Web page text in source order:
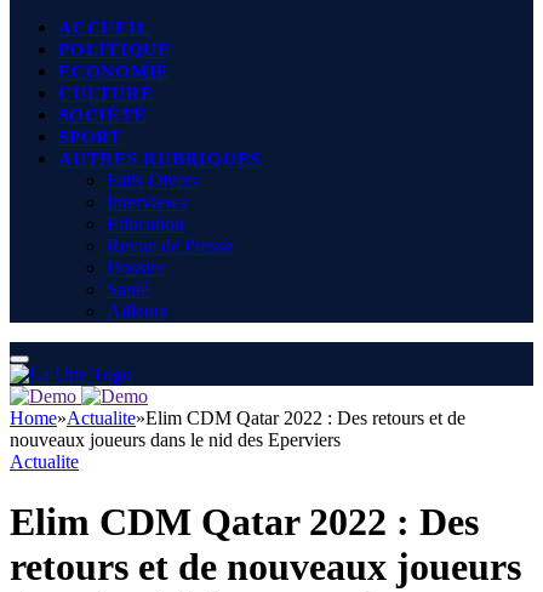
ACCUEIL
POLITIQUE
ECONOMIE
CULTURE
SOCIÉTÉ
SPORT
AUTRES RUBRIQUES
Faits Divers
Interviews
Education
Revue de Presse
Dossier
Santé
Ailleurs
Home»Actualite»Elim CDM Qatar 2022 : Des retours et de
nouveaux joueurs dans le nid des Eperviers
Actualite
Elim CDM Qatar 2022 : Des
retours et de nouveaux joueurs